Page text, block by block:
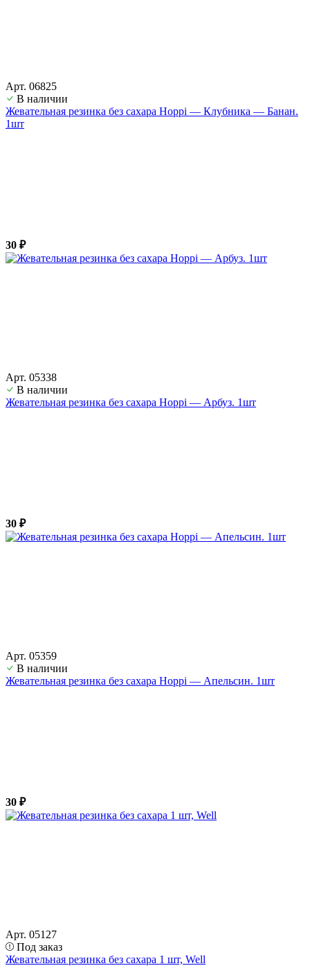
Арт. 06825
В наличии
Жевательная резинка без сахара Hoppi — Клубника — Банан.
1шт
30 ₽
Арт. 05338
В наличии
Жевательная резинка без сахара Hoppi — Арбуз. 1шт
30 ₽
Арт. 05359
В наличии
Жевательная резинка без сахара Hoppi — Апельсин. 1шт
30 ₽
Арт. 05127
Под заказ
Жевательная резинка без сахара 1 шт, Well